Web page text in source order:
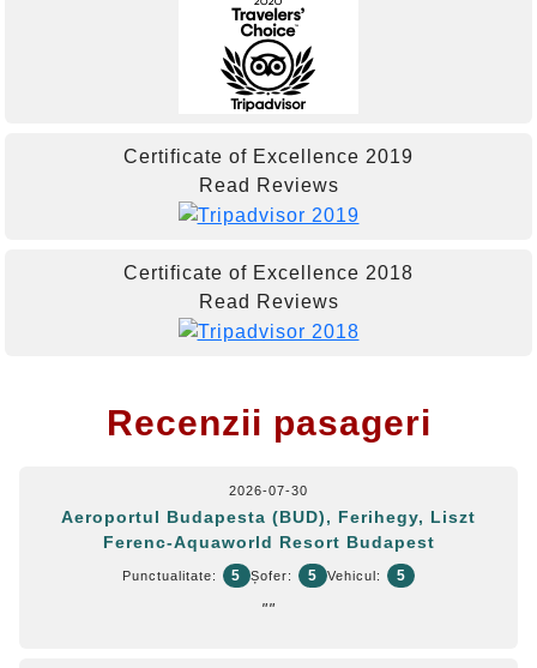
Certificate of Excellence 2019
Read Reviews
Certificate of Excellence 2018
Read Reviews
Recenzii pasageri
2026-07-30
Aeroportul Budapesta (BUD), Ferihegy, Liszt
Ferenc-Aquaworld Resort Budapest
Punctualitate: 5 Șofer: 5 Vehicul: 5
""